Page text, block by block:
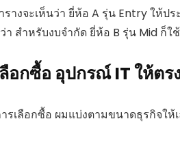
รางจะเห็นว่า ยี่ห้อ A รุ่น Entry ให้
า สำหรับงบจำกัด ยี่ห้อ B รุ่น Mid ก็ใ
อกซื้อ อุปกรณ์ IT ให้ตร
ารเลือกซื้อ ผมแบ่งตามขนาดธุรกิจใ